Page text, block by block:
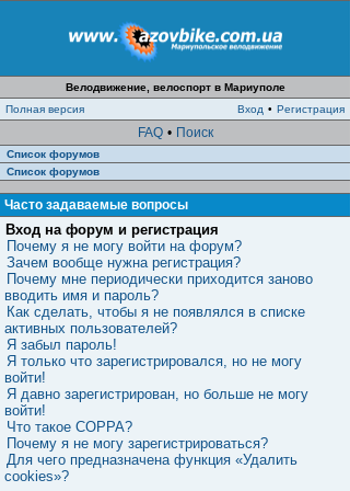
Велодвижение, велоспорт в Мариуполе
Полная версия
Вход • Регистрация
FAQ • Поиск
Список форумов
Список форумов
Часто задаваемые вопросы
Вход на форум и регистрация
Почему я не могу войти на форум?
Зачем вообще нужна регистрация?
Почему мне периодически приходится заново
вводить имя и пароль?
Как сделать, чтобы я не появлялся в списке
активных пользователей?
Я забыл пароль!
Я только что зарегистрировался, но не могу
войти!
Я давно зарегистрирован, но больше не могу
войти!
Что такое COPPA?
Почему я не могу зарегистрироваться?
Для чего предназначена функция «Удалить
cookies»?